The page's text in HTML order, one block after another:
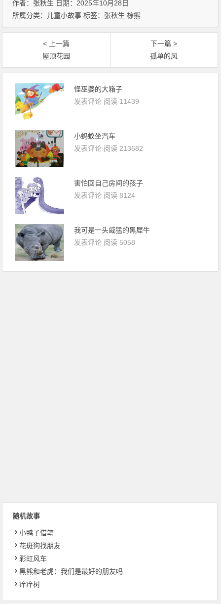
作者：张秋生 日期：2025年10月28日
所属分类： 儿童小故事 标签： 张秋生 棕熊
< 上一篇
屋顶花园
下一篇 >
孤单的风
怪巫婆的大箱子
发表评论 阅读 11439
小蚂蚁坐汽车
发表评论 阅读 213682
害怕回自己房间的孩子
发表评论 阅读 8124
我可是一头威猛的黑犀牛
发表评论 阅读 5058
随机故事
小鸭子借笔
花斑狗找朋友
彩虹风车
黑熊和老虎：我们是最好的朋友吗
痒痒树